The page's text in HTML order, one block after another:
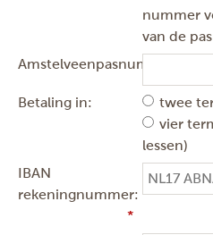
nummer
van de
Amstelveenpasnummer:
Betaling in:
twee
vier
lessen)
IBAN
rekeningnummer: